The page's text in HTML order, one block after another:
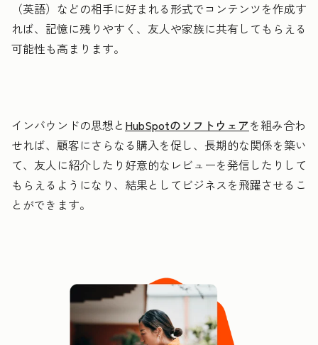
（英語）などの相手に好まれる形式でコンテンツを作成す
れば、記憶に残りやすく、友人や家族に共有してもらえる
可能性も高まります。
インバウンドの思想と HubSpotのソフトウェアを組み合わ
せれば、顧客にさらなる購入を促し、長期的な関係を築い
て、友人に紹介したり好意的なレビューを発信したりして
もらえるようになり、結果としてビジネスを飛躍させるこ
とができます。